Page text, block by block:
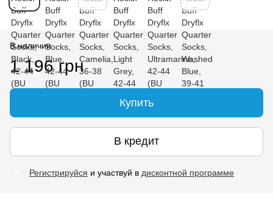
В наличии
1 196 грн
Купить
В кредит
Регистрируйся и участвуй в дисконтной программе